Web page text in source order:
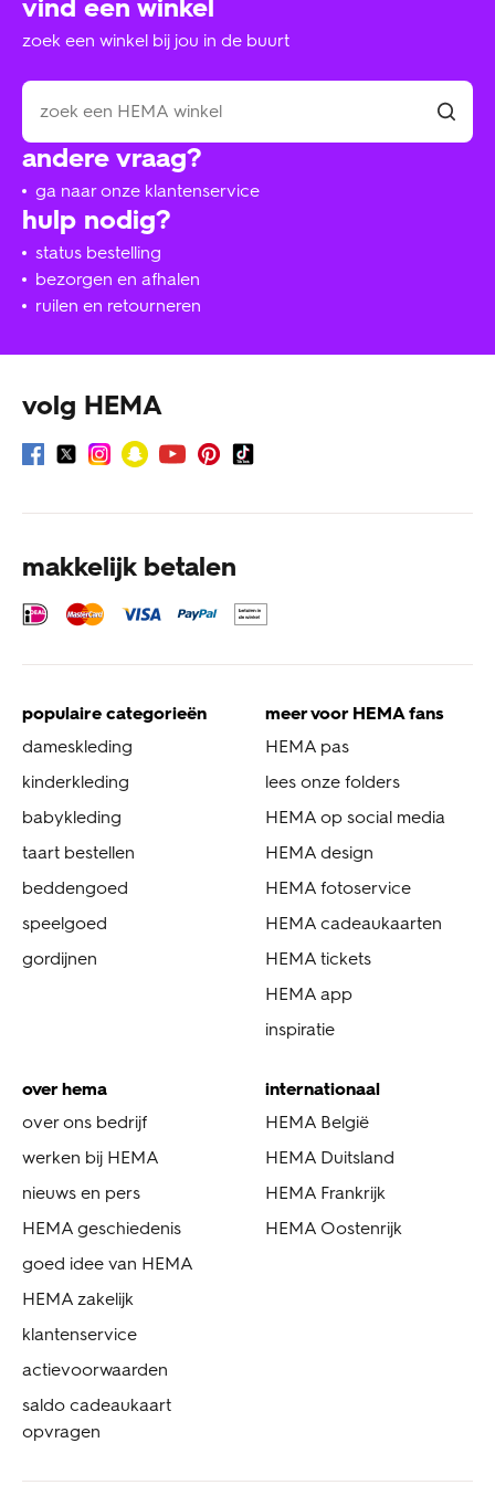
hulp nodig?
status bestelling
bezorgen en afhalen
ruilen en retourneren
andere vraag?
ga naar onze klantenservice
vind een winkel
zoek een winkel bij jou in de buurt
volg HEMA
makkelijk betalen
populaire categorieën
dameskleding
kinderkleding
babykleding
taart bestellen
beddengoed
speelgoed
gordijnen
meer voor HEMA fans
HEMA pas
lees onze folders
HEMA op social media
HEMA design
HEMA fotoservice
HEMA cadeaukaarten
HEMA tickets
HEMA app
inspiratie
over hema
over ons bedrijf
werken bij HEMA
nieuws en pers
HEMA geschiedenis
goed idee van HEMA
HEMA zakelijk
klantenservice
actievoorwaarden
saldo cadeaukaart
opvragen
internationaal
HEMA België
HEMA Duitsland
HEMA Frankrijk
HEMA Oostenrijk